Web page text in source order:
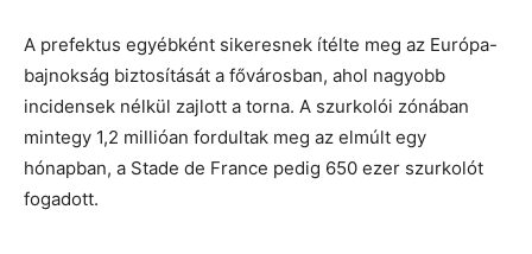
A prefektus egyébként sikeresnek ítélte meg az Európa-
bajnokság biztosítását a fővárosban, ahol nagyobb
incidensek nélkül zajlott a torna. A szurkolói zónában
mintegy 1,2 millióan fordultak meg az elmúlt egy
hónapban, a Stade de France pedig 650 ezer szurkolót
fogadott.